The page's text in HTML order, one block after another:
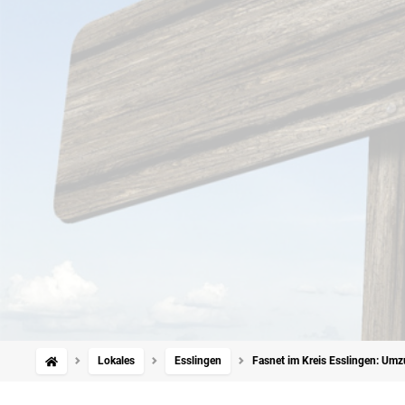
Lokales Esslingen Fasnet im Kreis Esslingen: